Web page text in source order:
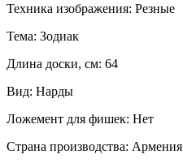
Техника изображения: Резные
Тема: Зодиак
Длина доски, см: 64
Вид: Нарды
Ложемент для фишек: Нет
Страна производства: Армения